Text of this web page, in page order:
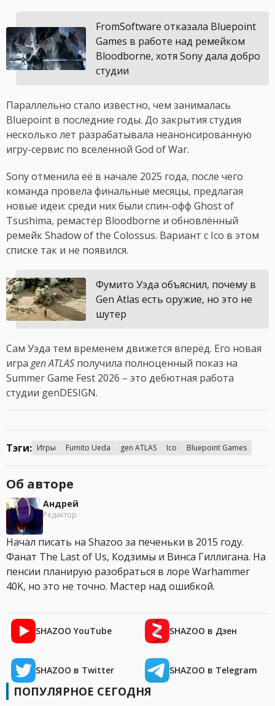
FromSoftware отказала Bluepoint
Games в работе над ремейком
Bloodborne, хотя Sony дала добро
студии
Параллельно стало известно, чем занималась
Bluepoint в последние годы. До закрытия студия
несколько лет разрабатывала неанонсированную
игру-сервис по вселенной God of War.
Sony отменила её в начале 2025 года, после чего
команда провела финальные месяцы, предлагая
новые идеи: среди них были спин-офф Ghost of
Tsushima, ремастер Bloodborne и обновлённый
ремейк Shadow of the Colossus. Вариант с Ico в этом
списке так и не появился.
Фумито Уэда объяснил, почему в
Gen Atlas есть оружие, но это не
шутер
Сам Уэда тем временем движется вперёд. Его новая
игра gen ATLAS получила полноценный показ на
Summer Game Fest 2026 – это дебютная работа
студии genDESIGN.
Тэги: Игры Fumito Ueda gen ATLAS Ico Bluepoint Games
Об авторе
Андрей
Редактор
Начал писать на Shazoo за печеньки в 2015 году.
Фанат The Last of Us, Кодзимы и Винса Гиллигана. На
пенсии планирую разобраться в лоре Warhammer
40K, но это не точно. Мастер над ошибкой.
SHAZOO YouTube SHAZOO в Дзен
SHAZOO в Twitter SHAZOO в Telegram
ПОПУЛЯРНОЕ СЕГОДНЯ